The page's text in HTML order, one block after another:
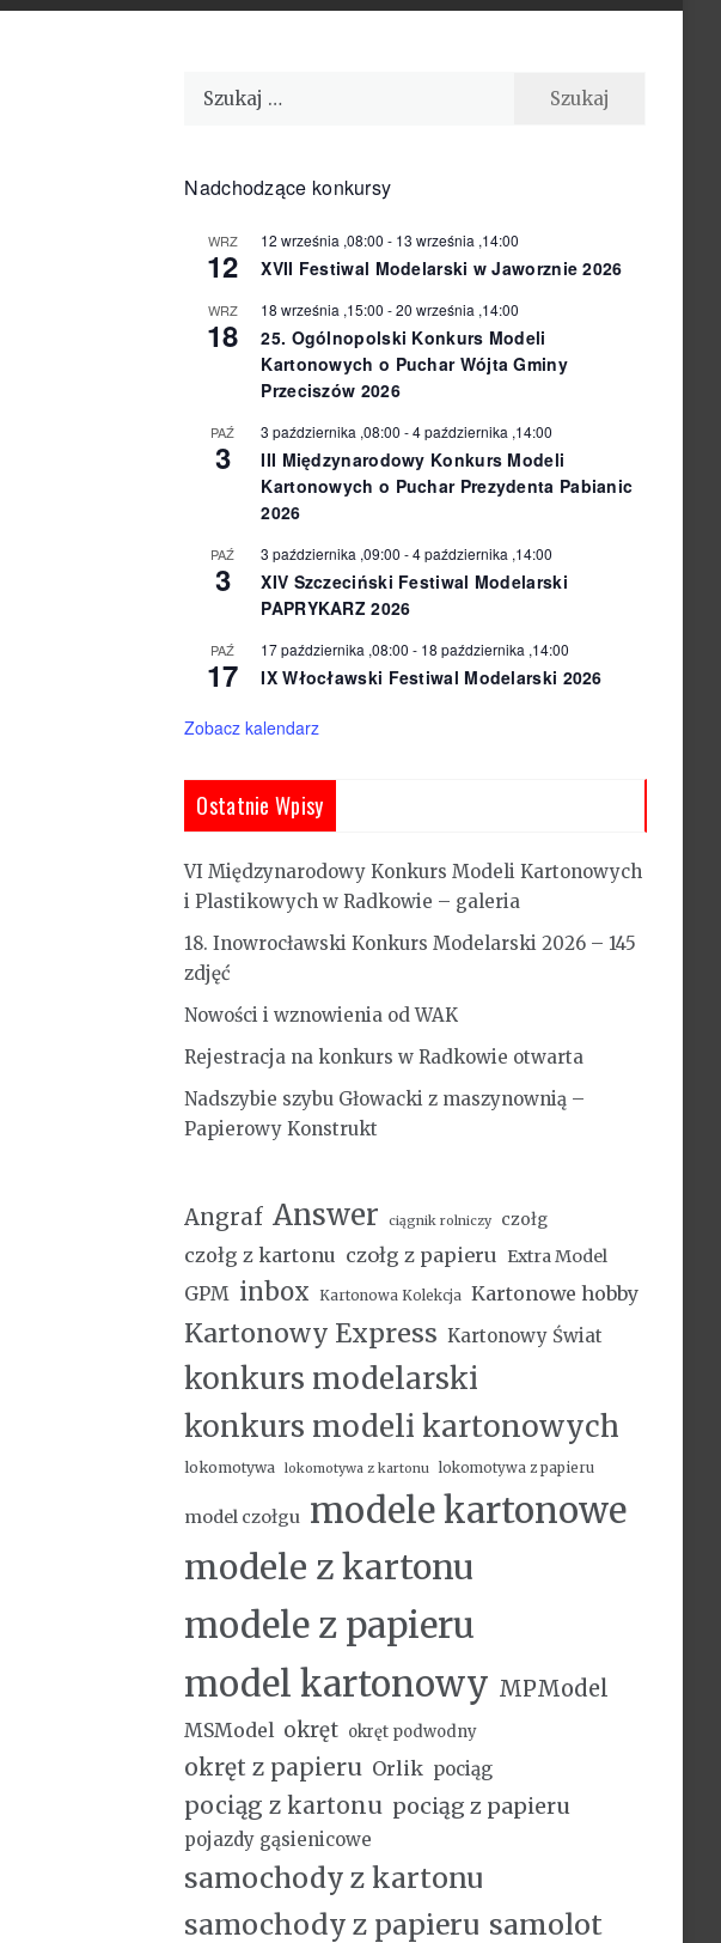
Szukaj:
Nadchodzące konkursy
WRZ
12
12 września ,08:00 - 13 września ,14:00
XVII Festiwal Modelarski w Jaworznie 2026
WRZ
18
18 września ,15:00 -20 września ,14:00
25. Ogólnopolski Konkurs Modeli
Kartonowych o Puchar Wójta Gminy
Przeciszów 2026
PAŹ
3
3 października ,08:00 -4 października ,14:00
III Międzynarodowy Konkurs Modeli
Kartonowych o Puchar Prezydenta Pabianic
2026
PAŹ
3
3 października ,09:00 -4 października ,14:00
XIV Szczeciński Festiwal Modelarski
PAPRYKARZ 2026
PAŹ
17
17 października ,08:00 - 18 października ,14:00
IX Włocławski Festiwal Modelarski 2026
Zobacz kalendarz
Ostatnie Wpisy
VI Międzynarodowy Konkurs Modeli Kartonowych
i Plastikowych w Radkowie – galeria
18. Inowrocławski Konkurs Modelarski 2026 – 145
zdjęć
Nowości i wznowienia od WAK
Rejestracja na konkurs w Radkowie otwarta
Nadszybie szybu Głowacki z maszynownią –
Papierowy Konstrukt
Angraf Answer ciągnik rolniczy czołg
czołg z kartonu czołg z papieru Extra Model
GPM inbox Kartonowa Kolekcja Kartonowe hobby
Kartonowy Express Kartonowy Świat
konkurs modelarski
konkurs modeli kartonowych
lokomotywa lokomotywa z kartonu lokomotywa z papieru
model czołgu modele kartonowe
modele z kartonu
modele z papieru
model kartonowy MPModel
MSModel okręt okręt podwodny
okręt z papieru Orlik pociąg
pociąg z kartonu pociąg z papieru
pojazdy gąsienicowe
samochody z kartonu
samochody z papieru samolot